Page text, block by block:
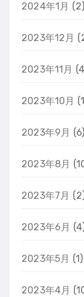
2024年1月 (2)
2023年12月
2023年11月
2023年10月
2023年9月 (6)
2023年8月
2023年7月
2023年6月
2023年5月 (1)
2023年4月